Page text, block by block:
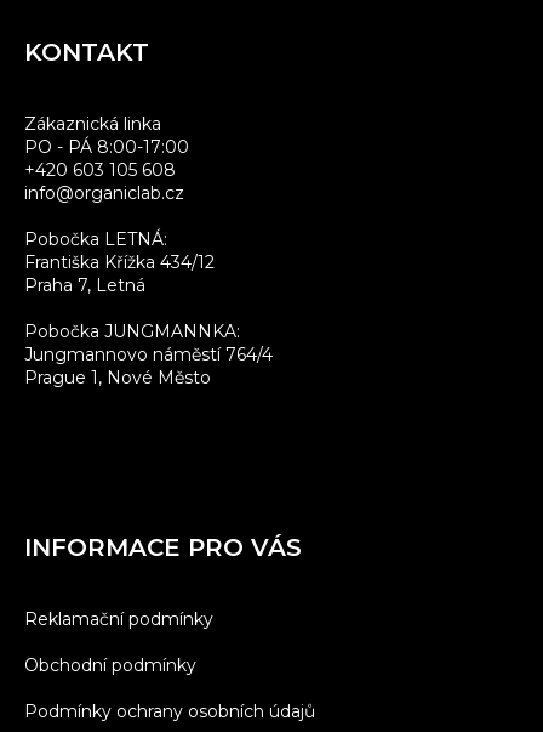
KONTAKT
Zákaznická linka
PO - PÁ 8:00-17:00
+420 603 105 608
info@organiclab.cz
Pobočka LETNÁ:
Františka Křížka 434/12
Praha 7, Letná
Pobočka JUNGMANNKA:
Jungmannovo náměstí 764/4
Prague 1, Nové Město
INFORMACE PRO VÁS
Reklamační podmínky
Obchodní podmínky
Podmínky ochrany osobních údajů